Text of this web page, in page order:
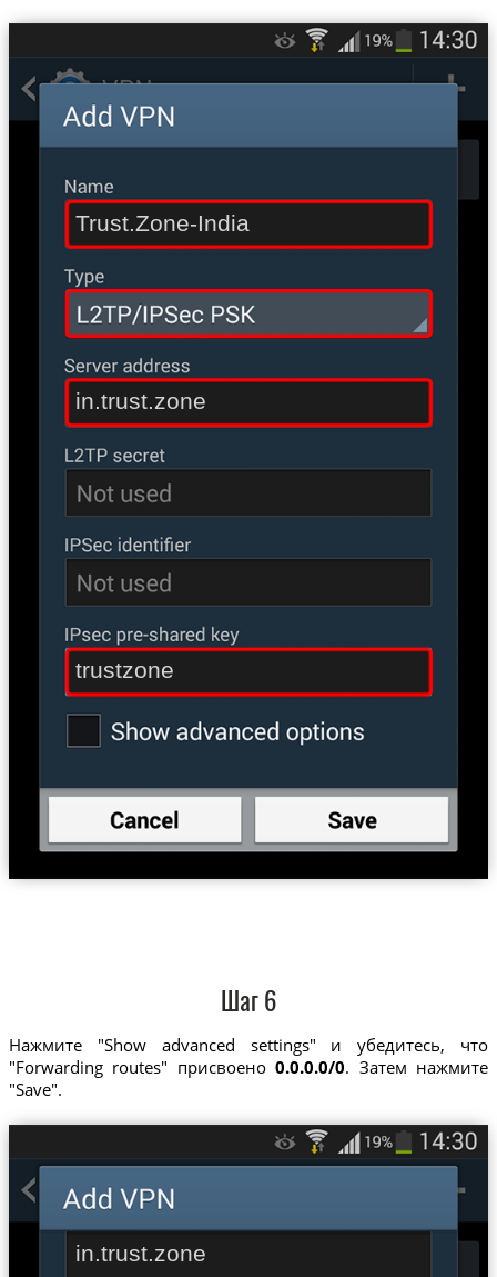
Trust.Zone-India
in.trust.zone
trustzone
Шаг 6
Нажмите "Show advanced settings" и убедитесь, что
"Forwarding routes" присвоено0.0.0.0/0. Затем нажмите
"Save".
in.trust.zone